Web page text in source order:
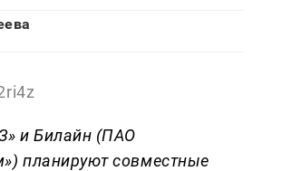
и Билайн (ПАО
планируют совместные